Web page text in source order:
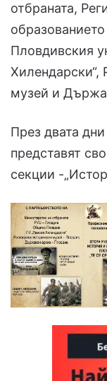
отбраната,
Пловдивския
Хилендарски“,
музей и
През двата
представят
секции -